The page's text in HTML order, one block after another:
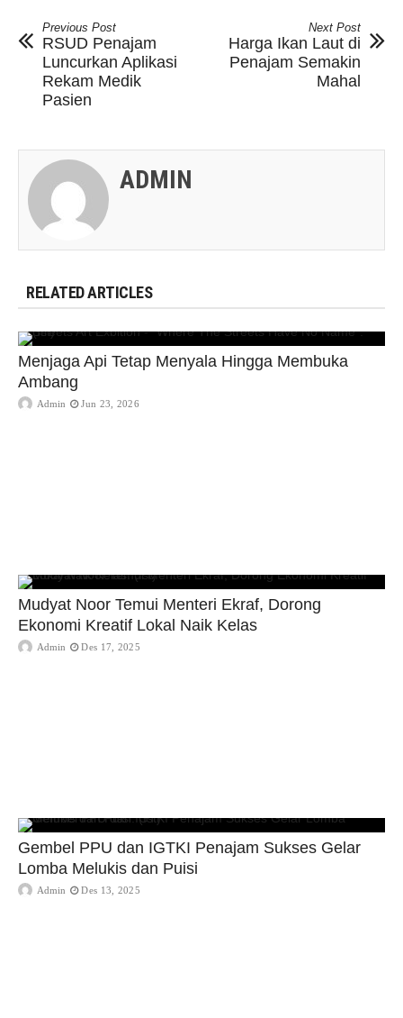
Previous Post
RSUD Penajam
Luncurkan Aplikasi
Rekam Medik
Pasien
Next Post
Harga Ikan Laut di
Penajam Semakin
Mahal
ADMIN
RELATED ARTICLES
Menjaga Api Tetap Menyala Hingga Membuka
Ambang
Admin Jun 23, 2026
Mudyat Noor Temui Menteri Ekraf, Dorong
Ekonomi Kreatif Lokal Naik Kelas
Admin Des 17, 2025
Gembel PPU dan IGTKI Penajam Sukses Gelar
Lomba Melukis dan Puisi
Admin Des 13, 2025